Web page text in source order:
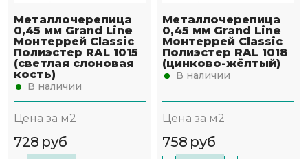
Металлочерепица
0,45 мм Grand Line
Монтеррей Classic
Полиэстер RAL 1015
(светлая слоновая
кость)
В наличии
Цена за м2
728 руб
Металлочерепица
0,45 мм Grand Line
Монтеррей Classic
Полиэстер RAL 1018
(цинково-жёлтый)
В наличии
Цена за м2
758 руб